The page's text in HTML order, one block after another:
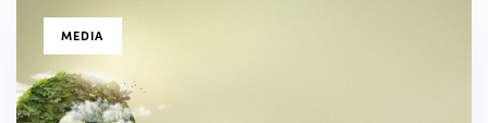
TAGSMEDIA